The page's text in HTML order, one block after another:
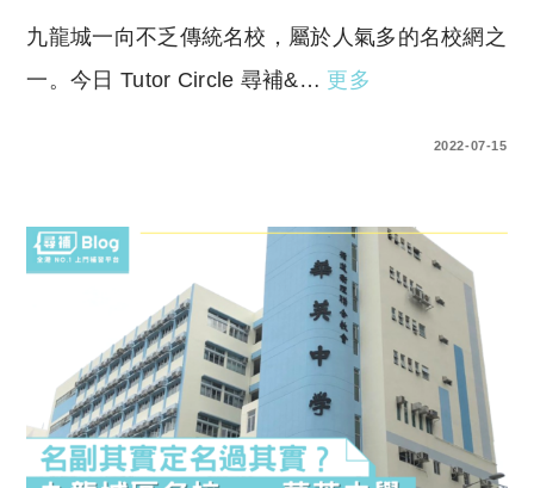
九龍城一向不乏傳統名校，屬於人氣多的名校網之
一。今日 Tutor Circle 尋補&… 更多
2022-07-15